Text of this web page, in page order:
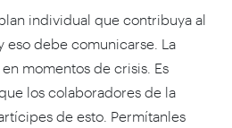
individual que contribuya al
eso debe comunicarse. La
momentos de crisis. Es
los colaboradores de la
de esto. Permítanles